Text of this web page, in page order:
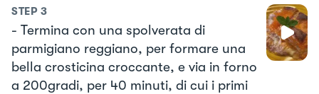
STEP 3
- Termina con una spolverata di
parmigiano reggiano, per formare una
bella crosticina croccante, e via in forno
a 200gradi, per 40 minuti, di cui i primi